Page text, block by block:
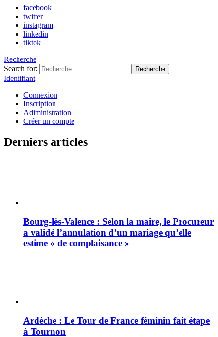
facebook
twitter
instagram
linkedin
tiktok
Recherche
Search for:
Recherche
Identifiant
Connexion
Inscription
Adiministration
Créer un compte
Derniers articles
Bourg-lès-Valence : Selon la maire, le Procureur
a validé l’annulation d’un mariage qu’elle
estime « de complaisance »
Ardèche : Le Tour de France féminin fait étape
à Tournon